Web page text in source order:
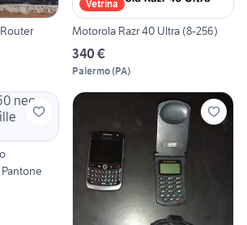
Vetrina
Motorola Razr 40 Ultra (8-256)
340 €
Palermo(PA)